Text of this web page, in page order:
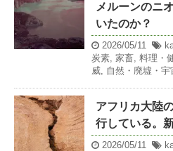
メルーンのニ
いたのか？
2026/05/11
炭素, 家畜, 料理・
威, 自然・廃墟・宇
アフリカ大陸
行している。
2026/05/11